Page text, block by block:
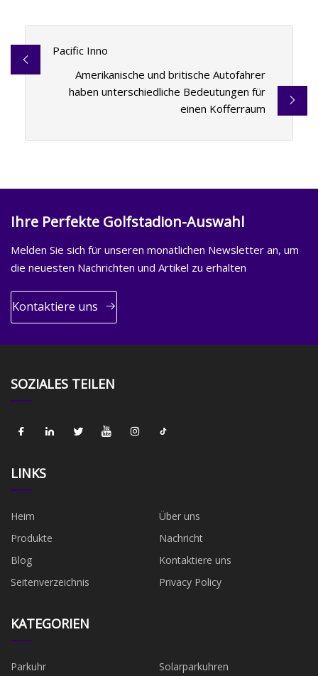
Pacific Inno
Amerikanische und britische Autofahrer
haben unterschiedliche Bedeutungen für
einen Kofferraum
Ihre Perfekte Golfstadion-Auswahl
Melden Sie sich für unseren monatlichen Newsletter an, um
die neuesten Nachrichten und Artikel zu erhalten
Kontaktiere uns
SOZIALES TEILEN
LINKS
Heim
Über uns
Produkte
Nachricht
Blog
Kontaktiere uns
Seitenverzeichnis
Privacy Policy
KATEGORIEN
Parkuhr Solarparkuhren